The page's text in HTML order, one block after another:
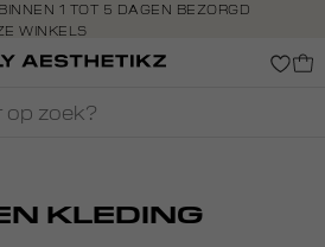
1 TOT 5 DAGEN BEZORGD
WINKELS
14 DAGEN IN DE WINKEL
BANCONTACT, RIVERTY, APPLE PAY &
KLEDING